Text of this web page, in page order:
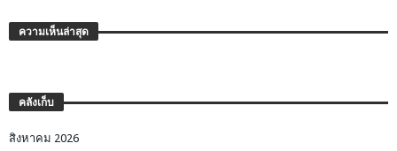
ความเห็นล่าสุด
คลังเก็บ
สิงหาคม 2026